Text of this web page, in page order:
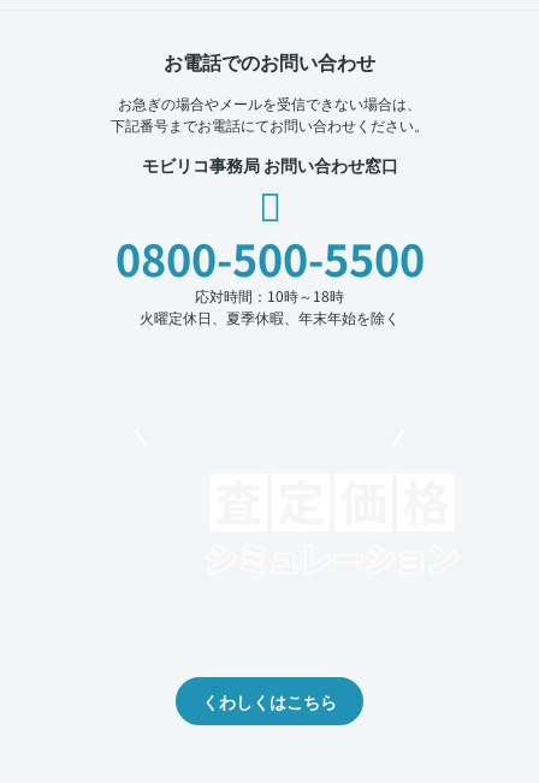
お電話でのお問い合わせ
お急ぎの場合やメールを受信できない場合は、
下記番号までお電話にてお問い合わせください。
モビリコ事務局 お問い合わせ窓口
0800-500-5500
応対時間：10時～18時
火曜定休日、夏季休暇、年末年始を除く
くわしくはこちら